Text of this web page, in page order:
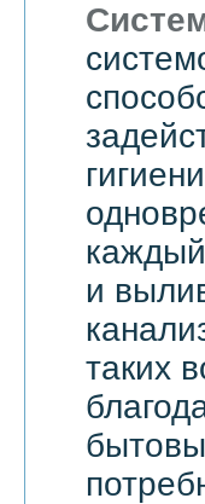
и
таких